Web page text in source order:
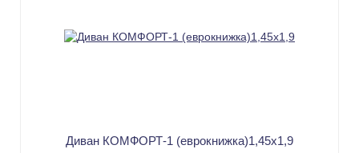
Диван КОМФОРТ-1 (еврокнижка)1,45х1,9